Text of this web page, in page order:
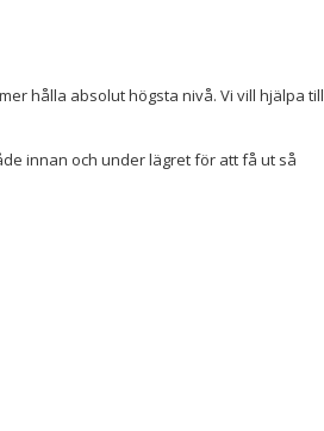
hålla absolut högsta nivå. Vi vill hjälpa till
innan och under lägret för att få ut så